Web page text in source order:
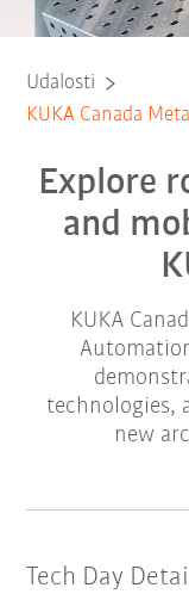
Udalosti
KUKA Canada
Explore
and
KUKA
technologies,
new
Tech Day